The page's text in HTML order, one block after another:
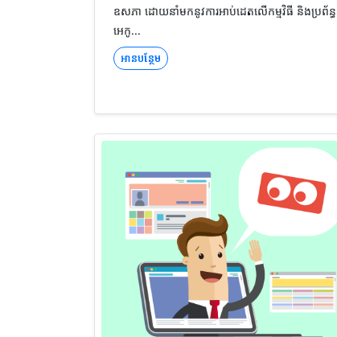
ឧសភា ដោយនាំមកនូវការអាប់ដេតលើកម្មវិធី និងប្រព័ន្ធ
អេកូ...
អានបន្ថែម